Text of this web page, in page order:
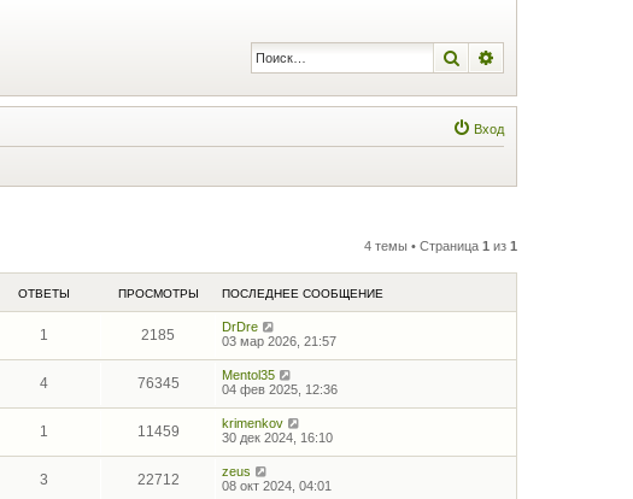
Поиск
Вход
4 темы • Страница 1 из 1
ОТВЕТЫ ПРОСМОТРЫ ПОСЛЕДНЕЕ СООБЩЕНИЕ
1 2185
DrDre
03 мар 2026, 21:57
4 76345
Mentol35
04 фев 2025, 12:36
1 11459
krimenkov
30 дек 2024, 16:10
3 22712
zeus
08 окт 2024, 04:01